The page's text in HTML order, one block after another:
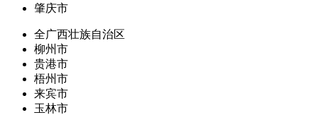
肇庆市
全广西壮族自治区
柳州市
贵港市
梧州市
来宾市
玉林市